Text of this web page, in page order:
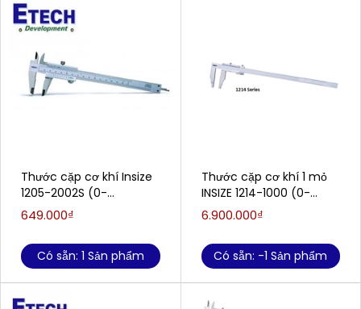
Thước cặp cơ khí Insize
1205-2002S (0-
200mm/0-8''/0.02mm)
649.000₫
Có sẵn: 1 Sản phẩm
Thước cặp cơ khí 1 mỏ
INSIZE 1214-1000 (0-
1000mm/0-
40''/0.02mm)
6.900.000₫
Có sẵn: -1 Sản phẩm